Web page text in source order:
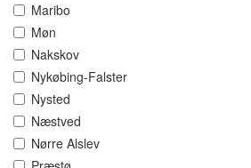
Maribo
Møn
Nakskov
Nykøbing-Falster
Nysted
Næstved
Nørre Alslev